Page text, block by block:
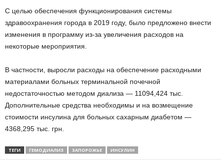
С целью обеспечения функционирования системы
здравоохранения города в 2019 году, было предложено внести
изменения в программу из-за увеличения расходов на
некоторые мероприятия.
В частности, выросли расходы на обеспечение расходными
материалами больных терминальной почечной
недостаточностью методом диализа — 11094,424 тыс.
Дополнительные средства необходимы и на возмещение
стоимости инсулина для больных сахарным диабетом —
4368,295 тыс. грн.
ТЕГИ ГЕМОДИАЛИЗ ЗАПОРОЖЬЕ ИНСУЛИН